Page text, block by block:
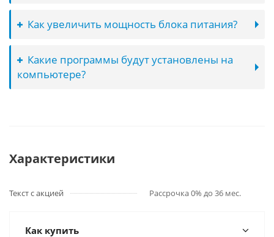
Как увеличить мощность блока питания?
Какие программы будут установлены на
компьютере?
Характеристики
Текст с акцией Рассрочка 0% до 36 мес.
Как купить